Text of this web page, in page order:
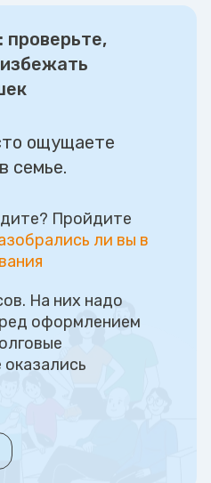
проверьте,
ощущаете
семье.
Пройдите
ли вы в
На них надо
оформлением
оказались